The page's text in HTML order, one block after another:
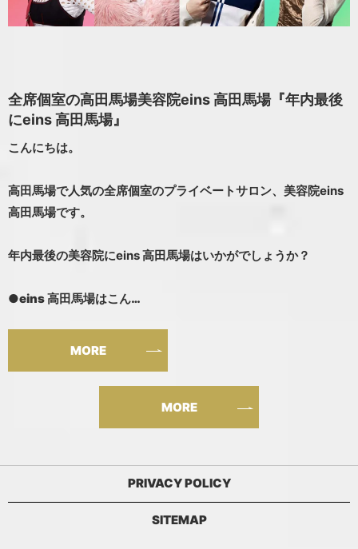
全席個室の高田馬場美容院eins 高田馬場『年内最後
にeins 高田馬場』
こんにちは。
高田馬場で人気の全席個室のプライベートサロン、美容院eins
高田馬場です。
年内最後の美容院にeins 高田馬場はいかがでしょうか？
●eins 高田馬場はこん…
MORE
MORE
PRIVACY POLICY
SITEMAP